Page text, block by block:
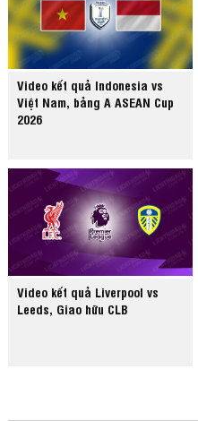
Video kết quả Indonesia vs
Việt Nam, bảng A ASEAN Cup
2026
Video kết quả Liverpool vs
Leeds, Giao hữu CLB